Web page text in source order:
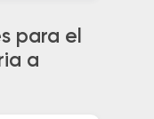
para el
a